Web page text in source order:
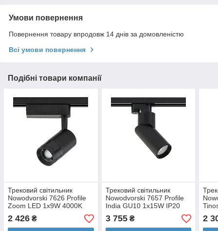
Умови повернення
Повернення товару впродовж 14 днів за домовленістю
Всі умови повернення
Подібні товари компанії
Трековий світильник
Nowodvorski 7626 Profile
Zoom LED 1x9W 4000K
600Lm IP20 чорний
2 426 ₴
Трековий світильник
Nowodvorski 7657 Profile
India GU10 1x15W IP20
чорний
3 755₴ 2